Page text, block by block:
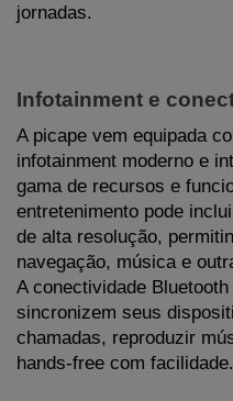
jornadas.
Infotainment e
A picape vem equipada
infotainment moderno e
gama de recursos e
entretenimento pode
de alta resolução,
navegação, música e
A conectividade
sincronizem seus
chamadas, reproduzir
hands-free com facilidade.